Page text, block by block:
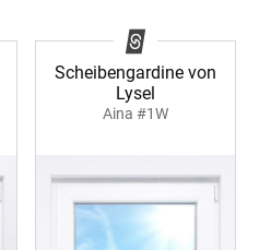
Scheibengardine von
Lysel
Aina #1W